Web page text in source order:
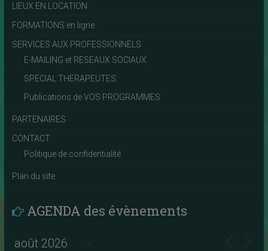
LIEUX EN LOCATION
FORMATIONS en ligne
SERVICES AUX PROFESSIONNELS
E-MAILING et RESEAUX SOCIAUX
SPECIAL THERAPEUTES
Publications de VOS PROGRAMMES
PARTENAIRES
CONTACT
Politique de confidentialité
Plan du site
AGENDA des évènements